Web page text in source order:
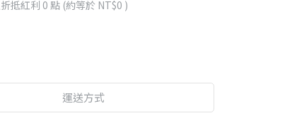
抵紅利 0 點 (約等於 NT$0 )
運送方式